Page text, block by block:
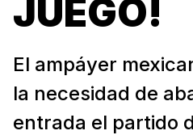
JUEGO!
El ampáyer
la necesidad de
entrada el partido